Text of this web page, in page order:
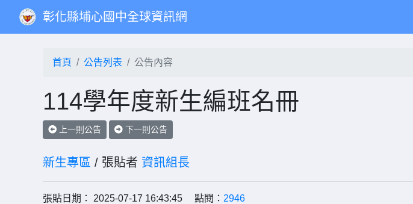
彰化縣埔心國中全球資訊網
首頁 公告列表 公告內容
114學年度新生編班名冊
上一則公告 下一則公告
新生專區 / 張貼者 資訊組長
張貼日期： 2025-07-17 16:43:45 點閱： 2946